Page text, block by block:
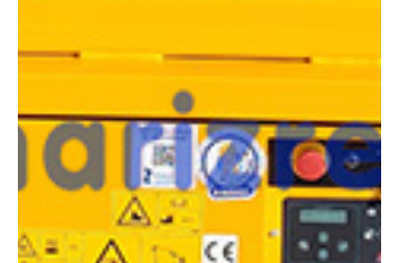
¿Te interesa
esta máquina?
Rellena este formulario y recibiremos tu solicitud
sobre esta máquina para ponernos en contacto
directo contigo.
LGMG S0607E-2